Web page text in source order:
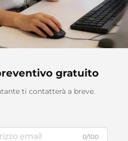
gratuito
ti contatterà a breve.
0/100